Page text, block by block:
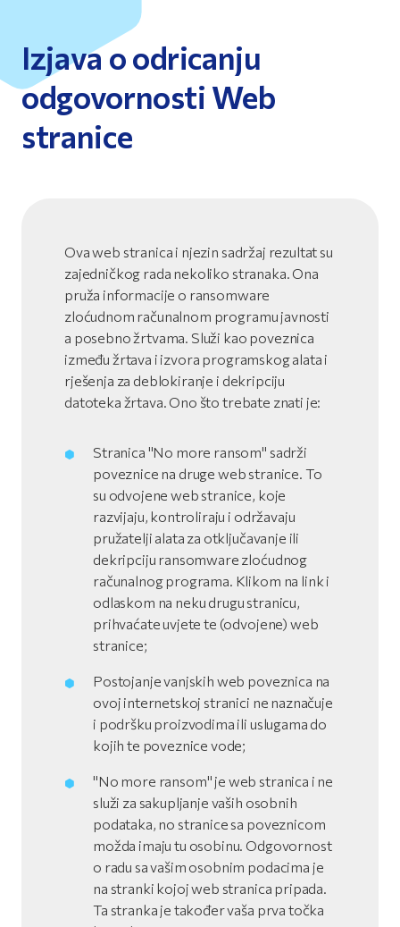
Izjava o odricanju
odgovornosti Web
stranice
Ova web stranica i njezin sadržaj rezultat su
zajedničkog rada nekoliko stranaka. Ona
pruža informacije o ransomware
zloćudnom računalnom programu javnosti
a posebno žrtvama. Služi kao poveznica
između žrtava i izvora programskog alata i
rješenja za deblokiranje i dekripciju
datoteka žrtava. Ono što trebate znati je:
Stranica "No more ransom" sadrži
poveznice na druge web stranice. To
su odvojene web stranice, koje
razvijaju, kontroliraju i održavaju
pružatelji alata za otključavanje ili
dekripciju ransomware zloćudnog
računalnog programa. Klikom na link i
odlaskom na neku drugu stranicu,
prihvaćate uvjete te (odvojene) web
stranice;
Postojanje vanjskih web poveznica na
ovoj internetskoj stranici ne naznačuje
i podršku proizvodima ili uslugama do
kojih te poveznice vode;
"No more ransom" je web stranica i ne
služi za sakupljanje vaših osobnih
podataka, no stranice sa poveznicom
možda imaju tu osobinu. Odgovornost
o radu sa vašim osobnim podacima je
na stranki kojoj web stranica pripada.
Ta stranka je također vaša prva točka